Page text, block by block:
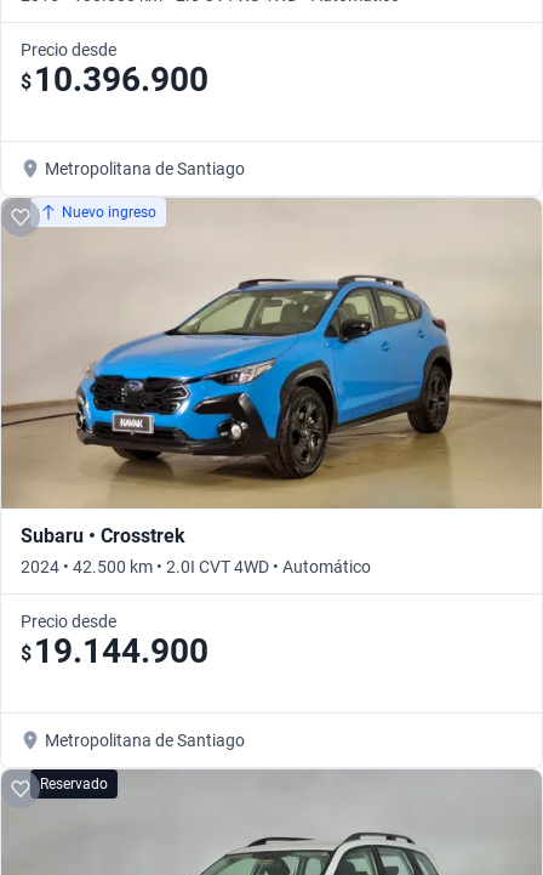
Precio desde
$ 10.396.900
Metropolitana de Santiago
Nuevo ingreso
Subaru • Crosstrek
2024 • 42.500 km • 2.0I CVT 4WD • Automático
Precio desde
$ 19.144.900
Metropolitana de Santiago
Reservado